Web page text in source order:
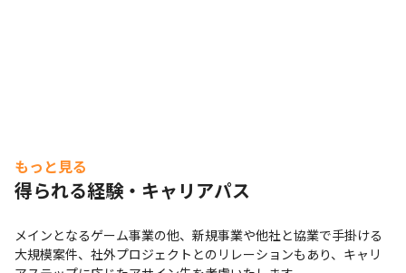
もっと見る
得られる経験・キャリアパス
メインとなるゲーム事業の他、新規事業や他社と協業で手掛ける
大規模案件、社外プロジェクトとのリレーションもあり、キャリ